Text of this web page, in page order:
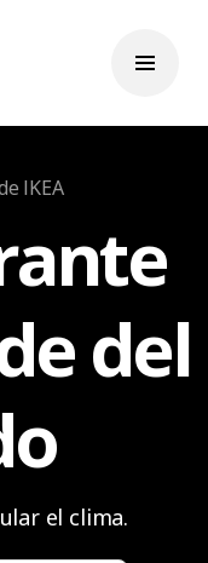
IKEA
del
el clima.